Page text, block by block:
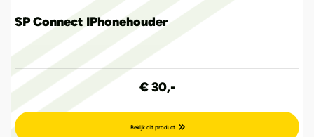
SP Connect IPhonehouder
€ 30,-
Bekijk dit product